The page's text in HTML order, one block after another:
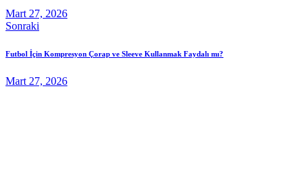
Mart 27, 2026
Sonraki
Futbol İçin Kompresyon Çorap ve Sleeve Kullanmak Faydalı mı?
Mart 27, 2026